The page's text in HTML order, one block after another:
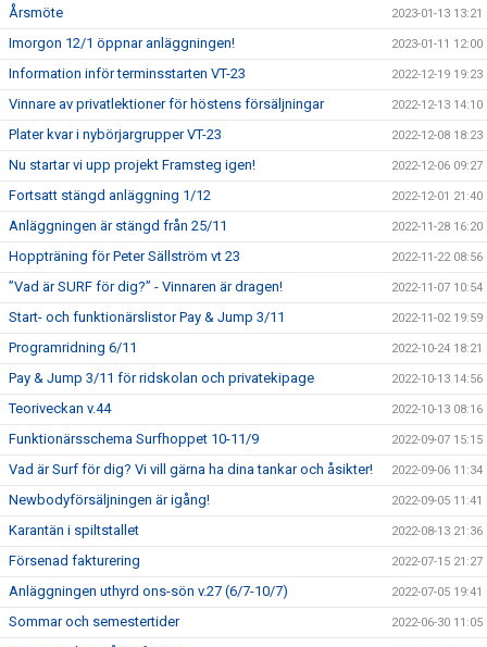
Årsmöte 2023-01-13 13:21
Imorgon 12/1 öppnar anläggningen! 2023-01-11 12:00
Information inför terminsstarten VT-23 2022-12-19 19:23
Vinnare av privatlektioner för höstens försäljningar 2022-12-13 14:10
Plater kvar i nybörjargrupper VT-23 2022-12-08 18:23
Nu startar vi upp projekt Framsteg igen! 2022-12-06 09:27
Fortsatt stängd anläggning 1/12 2022-12-01 21:40
Anläggningen är stängd från 25/11 2022-11-28 16:20
Hoppträning för Peter Sällström vt 23 2022-11-22 08:56
”Vad är SURF för dig?” - Vinnaren är dragen! 2022-11-07 10:54
Start- och funktionärslistor Pay & Jump 3/11 2022-11-02 19:59
Programridning 6/11 2022-10-24 18:21
Pay & Jump 3/11 för ridskolan och privatekipage 2022-10-13 14:56
Teoriveckan v.44 2022-10-13 08:16
Funktionärsschema Surfhoppet 10-11/9 2022-09-07 15:15
Vad är Surf för dig? Vi vill gärna ha dina tankar och åsikter! 2022-09-06 11:34
Newbodyförsäljningen är igång! 2022-09-05 11:41
Karantän i spiltstallet 2022-08-13 21:36
Försenad fakturering 2022-07-15 21:27
Anläggningen uthyrd ons-sön v.27 (6/7-10/7) 2022-07-05 19:41
Sommar och semestertider 2022-06-30 11:05